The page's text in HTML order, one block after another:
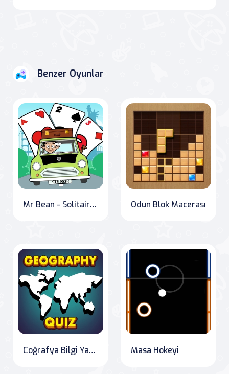
Benzer Oyunlar
Mr Bean - Solitaire Maceraları Odun Blok Macerası
Coğrafya Bilgi Yarışması Masa Hokeyi